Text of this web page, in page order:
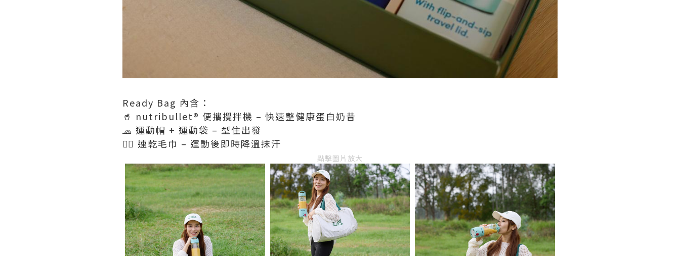
Ready Bag 內含：
🥤 nutribullet®️ 便攜攪拌機 – 快速整健康蛋白奶昔
🧢 運動帽 + 運動袋 – 型住出發
🧖‍♀️ 速乾毛巾 – 運動後即時降溫抹汗
點擊圖片放大